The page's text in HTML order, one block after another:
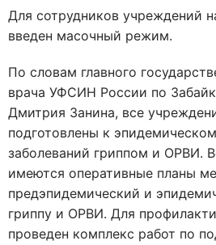
Для сотрудников учреждений
введен масочный режим.
По словам главного
врача УФСИН России по
Дмитрия Занина, все
подготовлены к
заболеваний гриппом и ОРВИ.
имеются оперативные планы
предэпидемический и
гриппу и ОРВИ. Для
проведен комплекс работ по